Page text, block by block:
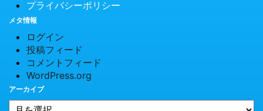
プライバシーポリシー
メタ情報
ログイン
投稿フィード
コメントフィード
WordPress.org
アーカイブ